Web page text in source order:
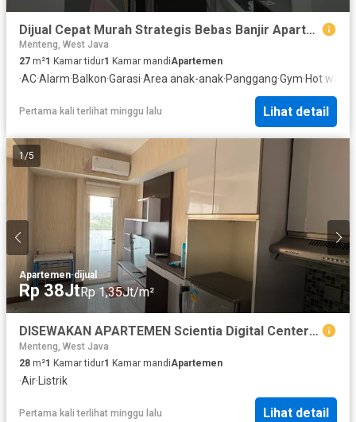
Dijual Cepat Murah Strategis Bebas Banjir Apartemen Studio Full Furnished dekat Aeon Mall BSD, The Breeze Bumi Serpong Damai, Universitas Prasetya Mulya, BSD, Tangerang selatan
Menteng, West Java
27 m²1 Kamar tidur1 Kamar mandiApartemen
·AC·Alarm·Balkon·Garasi·Area anak-anak·Panggang·Gym·Hot water
Pertama kali terlihat minggu lalu Lihat detail
1/5
Apartemen·dijual
Rp 38JtRp 1,35Jt/m²
DISEWAKAN APARTEMEN Scientia Digital Center (SDC)
Menteng, West Java
28 m²1 Kamar tidur1 Kamar mandiApartemen
·Air· Listrik
Pertama kali terlihat minggu lalu Lihat detail